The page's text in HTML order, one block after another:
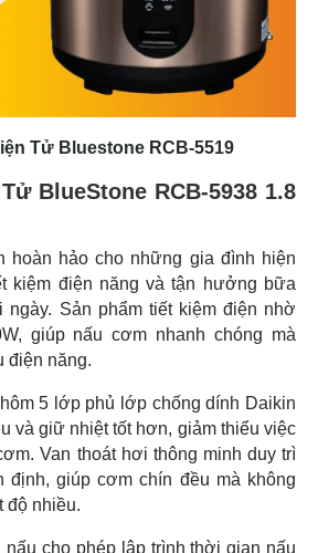
Tử Bluestone RCB-5519
BlueStone RCB-5938 1.8
hảo cho những gia đình hiện
kiệm điện năng và tận hưởng bữa
ngày. Sản phẩm tiết kiệm điện nhờ
giúp nấu cơm nhanh chóng mà
điện năng.
5 lớp phủ lớp chống dính Daikin
và giữ nhiệt tốt hơn, giảm thiểu việc
Van thoát hơi thông minh duy trì
giúp cơm chín đều mà không
độ nhiều.
cho phép lập trình thời gian nấu